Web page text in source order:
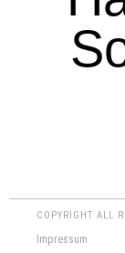
COPYRIGHT ALL
Impressum